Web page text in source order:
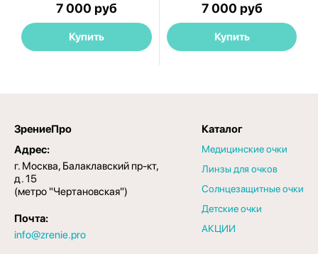
7 000 руб
Купить
7 000 руб
Купить
ЗрениеПро
Адрес:
г. Москва, Балаклавский пр-кт,
д. 15
(метро "Чертановская")
Почта:
info@zrenie.pro
Каталог
Медицинские очки
Линзы для очков
Солнцезащитные очки
Детские очки
АКЦИИ